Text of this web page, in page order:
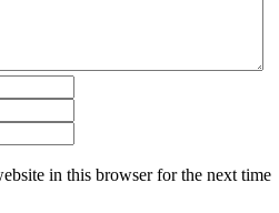
in this browser for the next time